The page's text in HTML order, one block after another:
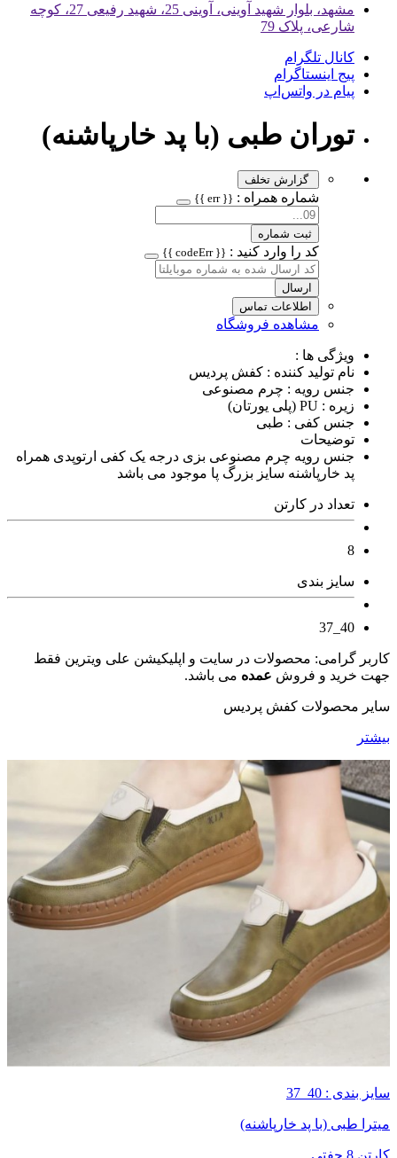
مشهد، بلوار شهید آوینی، آوینی 25، شهید رفیعی 27، کوچه
شارعی، پلاک 79
کانال تلگرام
پیج اینستاگرام
پیام در واتس‌اپ
توران طبی (با پد خارپاشنه)
گزارش تخلف
شماره همراه : {{ err }}
ثبت شماره
کد را وارد کنید : {{ codeErr }}
ارسال
اطلاعات تماس
مشاهده فروشگاه
ویژگی ها :
نام تولید کننده : کفش پردیس
جنس رویه : چرم مصنوعی
زیره : PU (پلی یورتان)
جنس کفی : طبی
توضیحات
جنس رویه چرم مصنوعی بزی درجه یک کفی ارتوپدی همراه
پد خارپاشنه سایز بزرگ پا موجود می باشد
تعداد در کارتن
8
سایز بندی
40_37
کاربر گرامی: محصولات در سایت و اپلیکیشن علی ویترین فقط
جهت خرید و فروش عمده می باشد.
سایر محصولات کفش پردیس
بیشتر
سایز بندی : 40_37
میترا طبی (با پد خارپاشنه)
کارتن 8 جفتی